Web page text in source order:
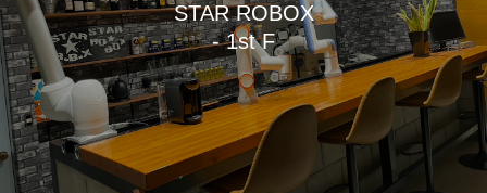
STAR ROBOX
- 1st Floor